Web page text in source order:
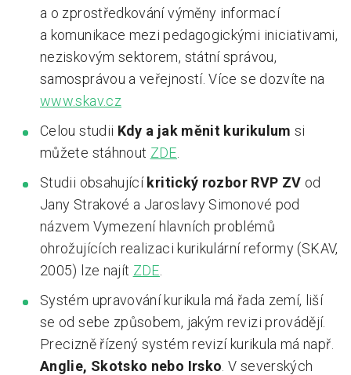
a o zprostředkování výměny informací
a komunikace mezi pedagogickými iniciativami,
neziskovým sektorem, státní správou,
samosprávou a veřejností. Více se dozvíte na
www.skav.cz
Celou studii Kdy a jak měnit kurikulum si
můžete stáhnout ZDE
Studii obsahujícíkritický rozbor RVP ZV od
Jany Strakové a Jaroslavy Simonové pod
názvem Vymezení hlavních problémů
ohrožujících realizaci kurikulární reformy (SKAV,
2005) lze najít ZDE
Systém upravování kurikula má řada zemí, liší
se od sebe způsobem, jakým revizi provádějí.
Precizně řízený systém revizí kurikula má např.
Anglie, Skotsko nebo Irsko . V severských